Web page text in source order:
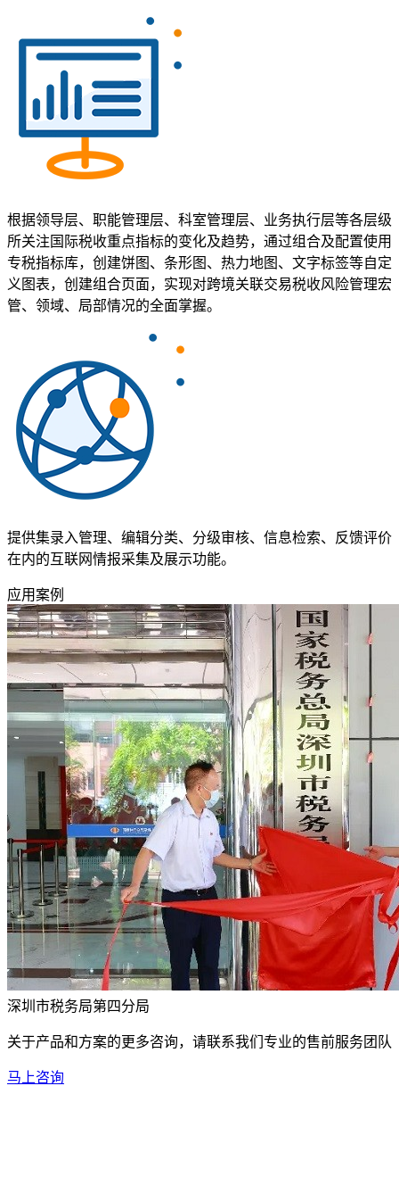
根据领导层、职能管理层、科室管理层、业务执行层等各层级
所关注国际税收重点指标的变化及趋势，通过组合及配置使用
专税指标库，创建饼图、条形图、热力地图、文字标签等自定
义图表，创建组合页面，实现对跨境关联交易税收风险管理宏
管、领域、局部情况的全面掌握。
提供集录入管理、编辑分类、分级审核、信息检索、反馈评价
在内的互联网情报采集及展示功能。
应用案例
深圳市税务局第四分局
关于产品和方案的更多咨询，请联系我们专业的售前服务团队
马上咨询